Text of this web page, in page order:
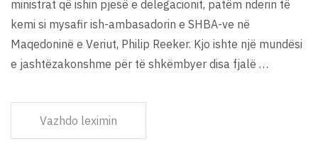
ministrat që ishin pjesë e delegacionit, patëm nderin të
kemi si mysafir ish-ambasadorin e SHBA-ve në
Maqedoninë e Veriut, Philip Reeker. Kjo ishte një mundësi
e jashtëzakonshme për të shkëmbyer disa fjalë …
Vazhdo leximin